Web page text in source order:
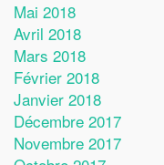
Mai 2018
Avril 2018
Mars 2018
Février 2018
Janvier 2018
Décembre 2017
Novembre 2017